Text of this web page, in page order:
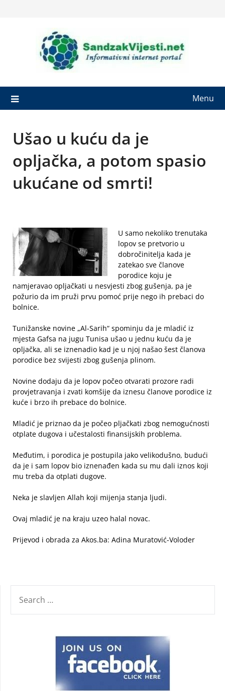
Menu
Ušao u kuću da je
opljačka, a potom spasio
ukućane od smrti!
U samo nekoliko trenutaka
lopov se pretvorio u
dobročinitelja kada je
zatekao sve članove
porodice koju je
namjeravao opljačkati u nesvjesti zbog gušenja, pa je
požurio da im pruži prvu pomoć prije nego ih prebaci do
bolnice.
Tunižanske novine „Al-Sarih“ spominju da je mladić iz
mjesta Gafsa na jugu Tunisa ušao u jednu kuću da je
opljačka, ali se iznenadio kad je u njoj našao šest članova
porodice bez svijesti zbog gušenja plinom.
Novine dodaju da je lopov počeo otvarati prozore radi
provjetravanja i zvati komšije da iznesu članove porodice iz
kuće i brzo ih prebace do bolnice.
Mladić je priznao da je počeo pljačkati zbog nemogućnosti
otplate dugova i učestalosti finansijskih problema.
Međutim, i porodica je postupila jako velikodušno, budući
da je i sam lopov bio iznenađen kada su mu dali iznos koji
mu treba da otplati dugove.
Neka je slavljen Allah koji mijenja stanja ljudi.
Ovaj mladić je na kraju uzeo halal novac.
Prijevod i obrada za Akos.ba: Adina Muratović-Voloder
FOR: